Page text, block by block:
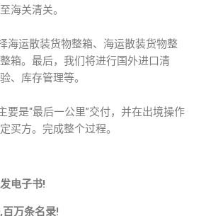
海关清关。
海运散装货物整箱、海运散装货物整
箱。最后，我们将进行国外进口清
、库存管理等。
要是“最后一公里”交付，并在出境操作
买方。完成整个过程。
电子书!
万条名录!